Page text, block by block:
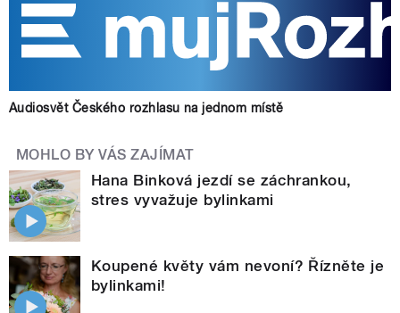
Audiosvět Českého rozhlasu na jednom místě
MOHLO BY VÁS ZAJÍMAT
Hana Binková jezdí se záchrankou,
stres vyvažuje bylinkami
Koupené květy vám nevoní? Řízněte je
bylinkami!